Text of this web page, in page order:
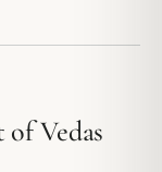
Vedas